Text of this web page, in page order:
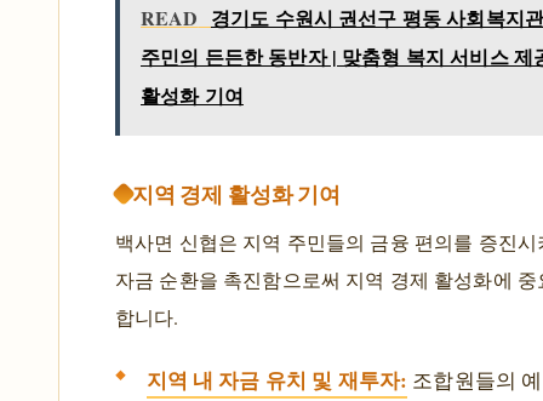
READ 경기도 수원시 권선구 평동 사회복지
주민의 든든한 동반자 | 맞춤형 복지 서비스 제
활성화 기여
지역 경제 활성화 기여
백사면 신협은 지역 주민들의 금융 편의를 증진
자금 순환을 촉진함으로써 지역 경제 활성화에
합니다.
지역 내 자금 유치 및 재투자: 조합원들의